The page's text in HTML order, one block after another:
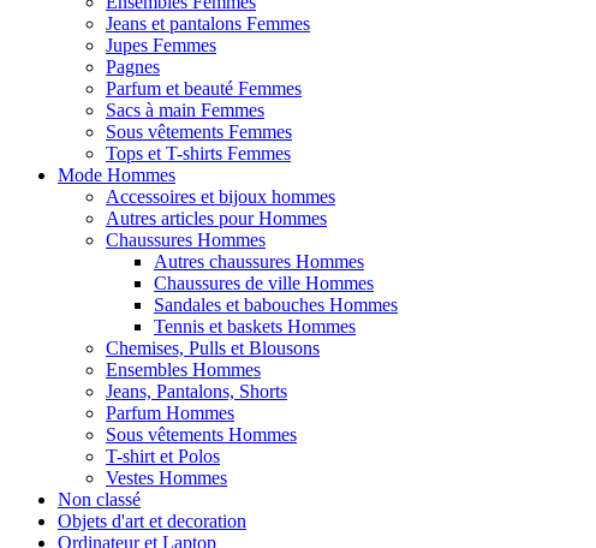
Jeans et pantalons Femmes
Jupes Femmes
Pagnes
Parfum et beauté Femmes
Sacs à main Femmes
Sous vêtements Femmes
Tops et T-shirts Femmes
Mode Hommes
Accessoires et bijoux hommes
Autres articles pour Hommes
Chaussures Hommes
Autres chaussures Hommes
Chaussures de ville Hommes
Sandales et babouches Hommes
Tennis et baskets Hommes
Chemises, Pulls et Blousons
Ensembles Hommes
Jeans, Pantalons, Shorts
Parfum Hommes
Sous vêtements Hommes
T-shirt et Polos
Vestes Hommes
Non classé
Objets d'art et decoration
Ordinateur et Laptop